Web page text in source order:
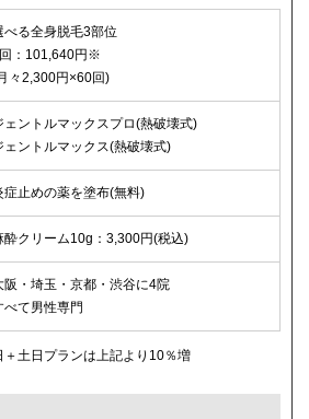
べる全身脱毛3部位
：101,640円※
々2,300円×60回)
ェントルマックスプロ(熱破壊式)
ェントルマックス(熱破壊式)
症止めの薬を塗布(無料)
酔クリーム10g：3,300円(税込)
阪・埼玉・京都・渋谷に4院
べて男性専門
土日プランは上記より10％増